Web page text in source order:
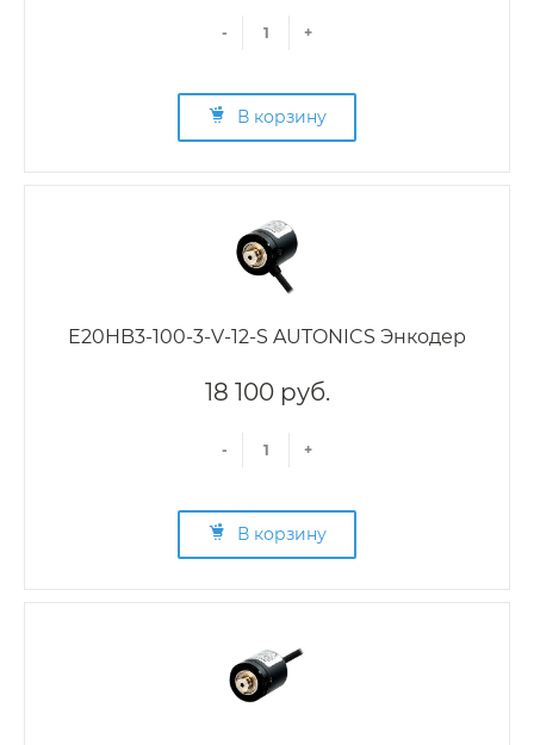
- +
В корзину
E20HB3-100-3-V-12-S AUTONICS Энкодер
18 100 руб.
- +
В корзину